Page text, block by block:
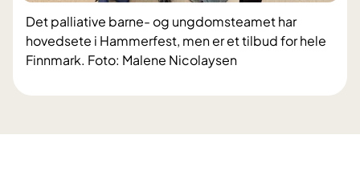
Det palliative barne- og ungdomsteamet har
hovedsete i Hammerfest, men er et tilbud for hele
Finnmark. Foto: Malene Nicolaysen